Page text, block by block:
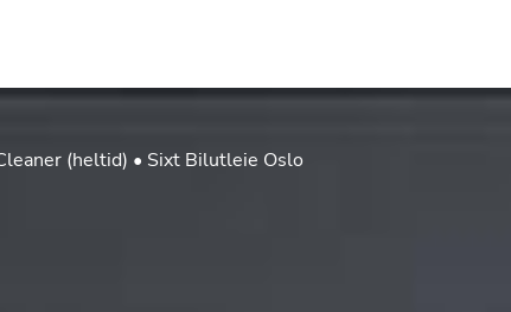
(heltid) • Sixt Bilutleie Oslo